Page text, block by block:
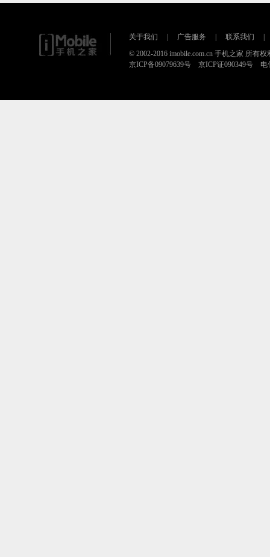
关于我们 广告服务 联系我们
© 2002-2016 imobile.com.cn 手机之家 所有权
京ICP备09079639号 京ICP证090349号 电